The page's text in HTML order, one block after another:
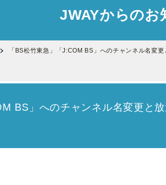
JWAYからのお
「BS松竹東急」「J:COM BS」へのチャンネル名変
BS」へのチャンネル名変更と